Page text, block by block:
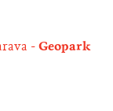
Geopark